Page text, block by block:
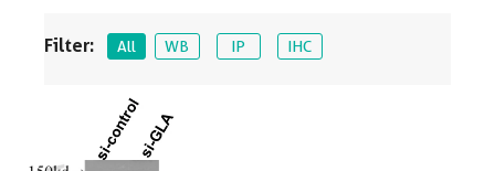
Filter: All WB IP IHC